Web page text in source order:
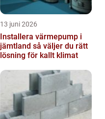
13 juni 2026
Installera värmepump i
jämtland så väljer du rätt
lösning för kallt klimat